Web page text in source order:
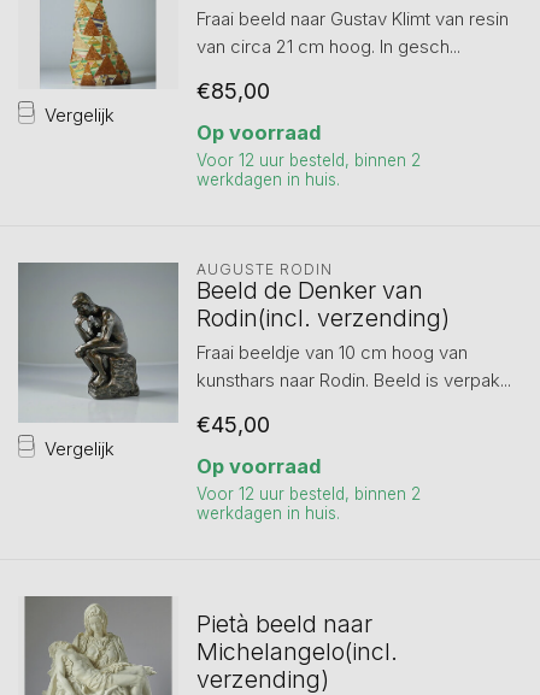
Vergelijk
Fraai beeld naar Gustav Klimt van resin
van circa 21 cm hoog. In gesch...
€85,00
Op voorraad
Voor 12 uur besteld, binnen 2
werkdagen in huis.
Vergelijk
AUGUSTE RODIN
Beeld de Denker van
Rodin(incl. verzending)
Fraai beeldje van 10 cm hoog van
kunsthars naar Rodin. Beeld is verpak...
€45,00
Op voorraad
Voor 12 uur besteld, binnen 2
werkdagen in huis.
Pietà beeld naar
Michelangelo(incl.
verzending)